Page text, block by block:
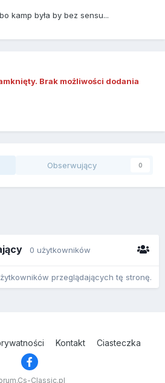
kamp była by bez sensu...
Brak możliwości dodania
Obserwujący 0
0 użytkowników
przeglądających tę stronę.
Kontakt Ciasteczka
Classic.pl